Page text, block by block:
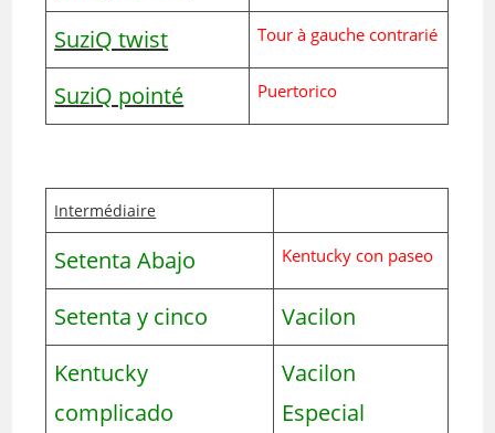
SuziQ twist
Tour à gauche contrarié
SuziQ pointé Puertorico
Intermédiaire
Setenta Abajo Kentucky con paseo
Setenta y cinco
Vacilon
Kentucky
complicado
Vacilon
Especial